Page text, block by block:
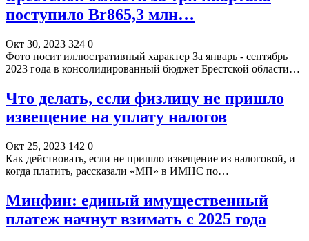
поступило Br865,3 млн…
Окт 30, 2023 324 0
Фото носит иллюстративный характер За январь - сентябрь
2023 года в консолидированный бюджет Брестской области…
Что делать, если физлицу не пришло
извещение на уплату налогов
Окт 25, 2023 142 0
Как действовать, если не пришло извещение из налоговой, и
когда платить, рассказали «МП» в ИМНС по…
Минфин: единый имущественный
платеж начнут взимать с 2025 года